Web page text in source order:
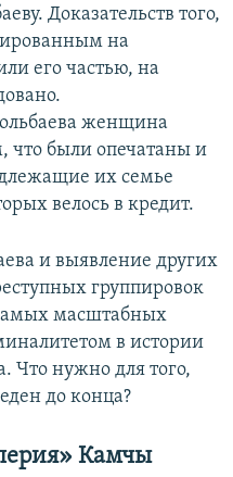
Доказательств того,
на
его частью, на
женщина
что были опечатаны и
их семье
велось в кредит.
и выявление других
группировок
масштабных
в истории
Что нужно для того,
до конца?
Камчы